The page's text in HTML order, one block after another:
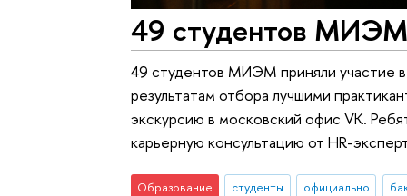
49 студентов МИЭМ
49 студентов МИЭМ приняли участие
результатам отбора лучшими
экскурсию в московский офис VK.
карьерную консультацию от HR-
Образование студенты официально